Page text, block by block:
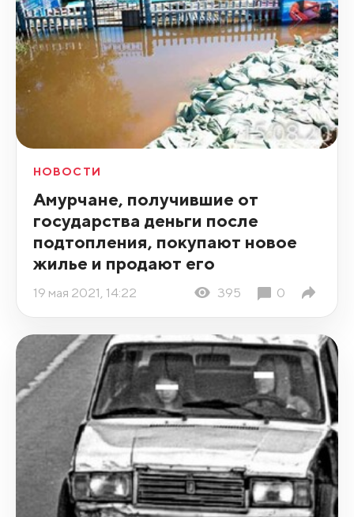
НОВОСТИ
Амурчане, получившие от
государства деньги после
подтопления, покупают новое
жилье и продают его
19 мая 2021, 14:22 395 0